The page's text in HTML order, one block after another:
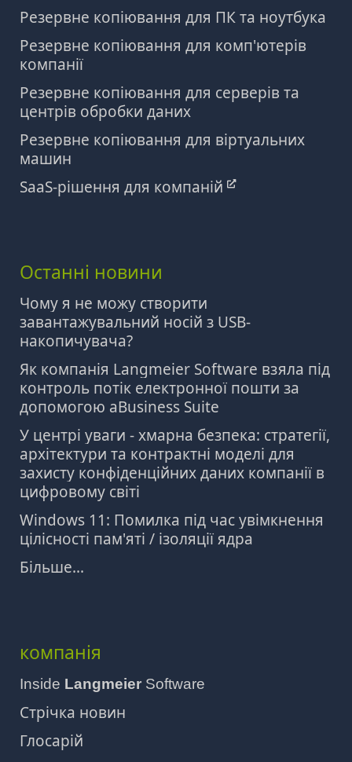
Резервне копіювання для ПК та ноутбука
Резервне копіювання для комп'ютерів
компанії
Резервне копіювання для серверів та
центрів обробки даних
Резервне копіювання для віртуальних
машин
SaaS-рішення для компаній
Останні новини
Чому я не можу створити
завантажувальний носій з USB-
накопичувача?
Як компанія Langmeier Software взяла під
контроль потік електронної пошти за
допомогою aBusiness Suite
У центрі уваги - хмарна безпека: стратегії,
архітектури та контрактні моделі для
захисту конфіденційних даних компанії в
цифровому світі
Windows 11: Помилка під час увімкнення
цілісності пам'яті / ізоляції ядра
Більше...
компанія
Inside Langmeier Software
Стрічка новин
Глосарій